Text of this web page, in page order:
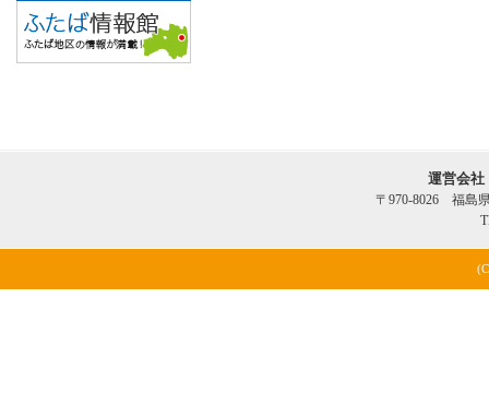
運営会
〒970-8026 福島